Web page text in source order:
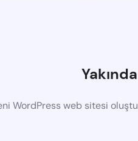
WordPress web sitesi